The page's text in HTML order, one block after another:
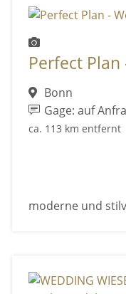
Perfect
Bonn
Gage: auf
ca. 113 km entfernt
moderne und